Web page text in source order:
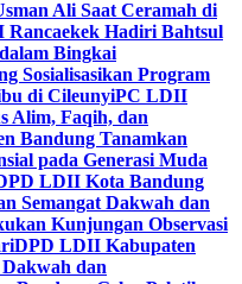
Ali Saat Ceramah di
Hadiri Bahtsul
Bingkai
Sosialisasikan Program
di CileunyiPC LDII
Alim, Faqih, dan
Bandung Tanamkan
pada Generasi Muda
LDII Kota Bandung
Semangat Dakwah dan
Kunjungan Observasi
DPD LDII Kabupaten
dan